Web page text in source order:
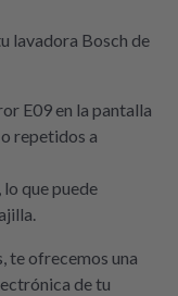
lavadora Bosch de
E09 en la pantalla
repetidos a
que puede
te ofrecemos una
de tu